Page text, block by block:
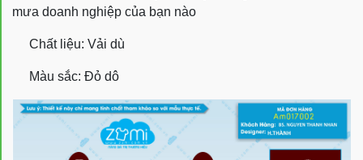
mưa doanh nghiệp của bạn nào
Chất liệu: Vải dù
Màu sắc: Đỏ dô